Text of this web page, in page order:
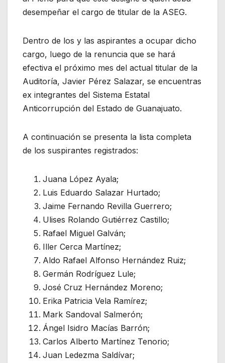
desempeñar el cargo de titular de la ASEG.
Dentro de los y las aspirantes a ocupar dicho
cargo, luego de la renuncia que se hará
efectiva el próximo mes del actual titular de la
Auditoría, Javier Pérez Salazar, se encuentras
ex integrantes del Sistema Estatal
Anticorrupción del Estado de Guanajuato.
A continuación se presenta la lista completa
de los suspirantes registrados:
Juana López Ayala;
Luis Eduardo Salazar Hurtado;
Jaime Fernando Revilla Guerrero;
Ulises Rolando Gutiérrez Castillo;
Rafael Miguel Galván;
Iller Cerca Martínez;
Aldo Rafael Alfonso Hernández Ruiz;
Germán Rodríguez Lule;
José Cruz Hernández Moreno;
Erika Patricia Vela Ramírez;
Mark Sandoval Salmerón;
Ángel Isidro Macías Barrón;
Carlos Alberto Martínez Tenorio;
Juan Ledezma Saldívar;